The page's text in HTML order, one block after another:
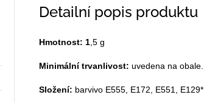
Detailní popis produktu
Hmotnost: 1 ,5 g
Minimální trvanlivost: uvedena na obale.
Složení: barvivo E555, E172, E551, E129*.